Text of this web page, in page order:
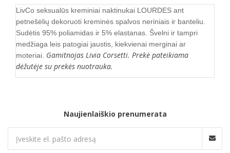
LivCo seksualūs kreminiai naktinukai LOURDES ant
petnešėlių dekoruoti kreminės spalvos neriniais ir banteliu.
Sudėtis 95% poliamidas ir 5% elastanas. Švelni ir tampri
medžiaga leis patogiai jaustis, kiekvienai merginai ar
moteriai. Gamitnojas Livia Corsetti. Prekė pateikiama
dėžutėje su prekės nuotrauka.
Naujienlaiškio prenumerata